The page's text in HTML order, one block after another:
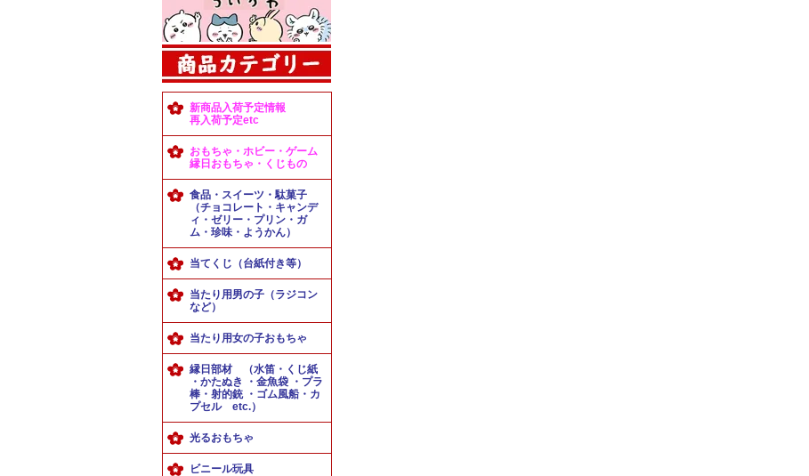
新商品入荷予定情報
再入荷予定etc
おもちゃ・ホビー・ゲーム
縁日おもちゃ・くじもの
食品・スイーツ・駄菓子
（チョコレート・キャンデ
ィ・ゼリー・プリン・ガ
ム・珍味・ようかん）
当てくじ（台紙付き等）
当たり用男の子（ラジコン
など）
当たり用女の子おもちゃ
縁日部材 （水笛・くじ紙
・かたぬき ・金魚袋 ・プラ
棒・射的銃 ・ゴム風船・カ
プセル etc.）
光るおもちゃ
ビニール玩具